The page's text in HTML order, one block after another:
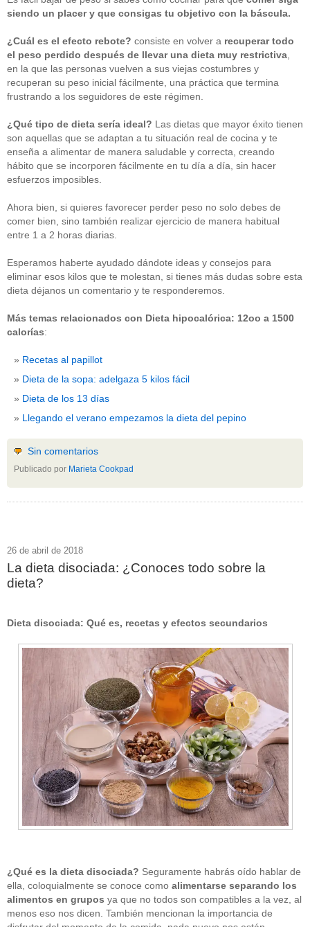
siendo un placer y que consigas tu objetivo con la báscula.
¿Cuál es el efecto rebote? consiste en volver a recuperar todo
el peso perdido después de llevar una dieta muy restrictiva,
en la que las personas vuelven a sus viejas costumbres y
recuperan su peso inicial fácilmente, una práctica que termina
frustrando a los seguidores de este régimen.
¿Qué tipo de dieta sería ideal? Las dietas que mayor éxito tienen
son aquellas que se adaptan a tu situación real de cocina y te
enseña a alimentar de manera saludable y correcta, creando
hábito que se incorporen fácilmente en tu día a día, sin hacer
esfuerzos imposibles.
Ahora bien, si quieres favorecer perder peso no solo debes de
comer bien, sino también realizar ejercicio de manera habitual
entre 1 a 2 horas diarias.
Esperamos haberte ayudado dándote ideas y consejos para
eliminar esos kilos que te molestan, si tienes más dudas sobre esta
dieta déjanos un comentario y te responderemos.
Más temas relacionados con Dieta hipocalórica: 12oo a 1500
calorías:
Recetas al papillot
Dieta de la sopa: adelgaza 5 kilos fácil
Dieta de los 13 días
Llegando el verano empezamos la dieta del pepino
Sin comentarios
Publicado por Marieta Cookpad
26 de abril de 2018
La dieta disociada: ¿Conoces todo sobre la
dieta?
Dieta disociada: Qué es, recetas y efectos secundarios
¿Qué es la dieta disociada? Seguramente habrás oído hablar de
ella, coloquialmente se conoce como alimentarse separando los
alimentos en grupos ya que no todos son compatibles a la vez, al
menos eso nos dicen. También mencionan la importancia de